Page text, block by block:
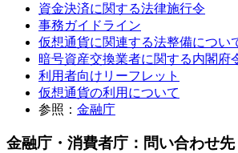
資金決済に関する法律施行令
事務ガイドライン
仮想通貨に関連する法整備につい
暗号資産交換業者に関する内閣府
利用者向けリーフレット
仮想通貨の利用について
参照： 金融庁
金融庁・消費者庁：問い合わせ先